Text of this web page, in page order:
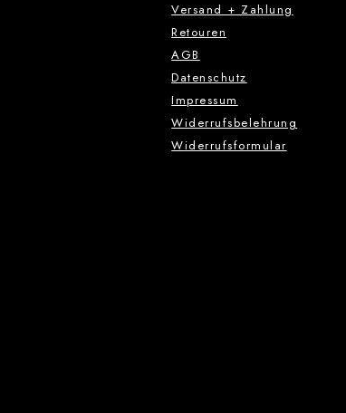
Versand + Zahlung
Retouren
AGB
Datenschutz
Impressum
Widerrufsbelehrung
Widerrufsformular